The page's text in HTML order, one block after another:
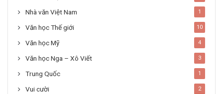
Nhà văn Việt Nam 1
Văn học Thế giới 10
Văn học Mỹ 4
Văn học Nga – Xô Viết 3
Trung Quốc 1
Vui cười 2